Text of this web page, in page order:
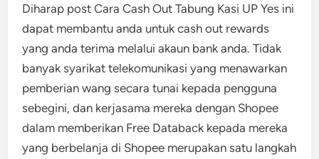
Diharap post Cara Cash Out Tabung Kasi UP Yes ini
dapat membantu anda untuk cash out rewards
yang anda terima melalui akaun bank anda. Tidak
banyak syarikat telekomunikasi yang menawarkan
pemberian wang secara tunai kepada pengguna
sebegini, dan kerjasama mereka dengan Shopee
dalam memberikan Free Databack kepada mereka
yang berbelanja di Shopee merupakan satu langkah